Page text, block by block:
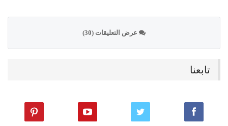
عرض التعليقات (30)
تابعنا